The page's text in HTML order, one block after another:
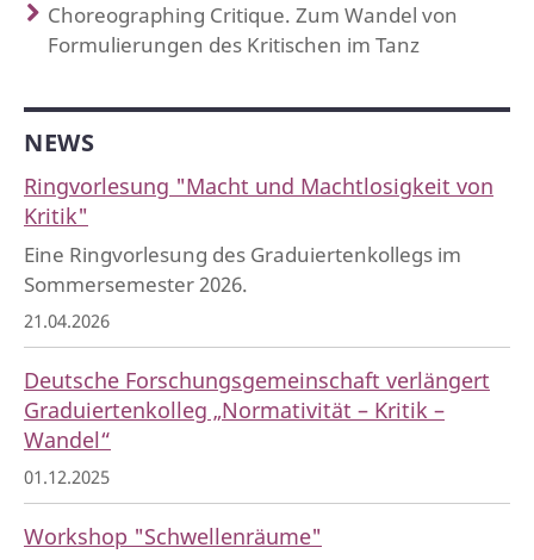
Choreographing Critique. Zum Wandel von
Formulierungen des Kritischen im Tanz
NEWS
Ringvorlesung "Macht und Machtlosigkeit von
Kritik"
Eine Ringvorlesung des Graduiertenkollegs im
Sommersemester 2026.
21.04.2026
Deutsche Forschungsgemeinschaft verlängert
Graduiertenkolleg „Normativität – Kritik –
Wandel“
01.12.2025
Workshop "Schwellenräume"